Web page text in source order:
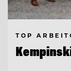
TOP